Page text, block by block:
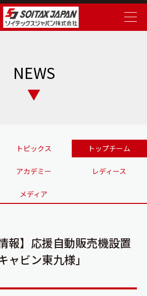
NEWS
トピックス トップチーム
アカデミー レディース
メディア
報】応援自動販売機設置
ャビン東九様」